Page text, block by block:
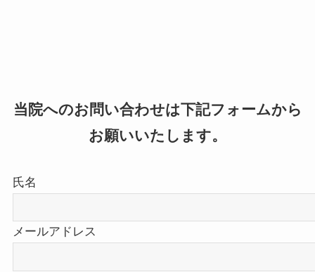
当院へのお問い合わせは下記フォームから
お願いいたします。
氏名
メールアドレス